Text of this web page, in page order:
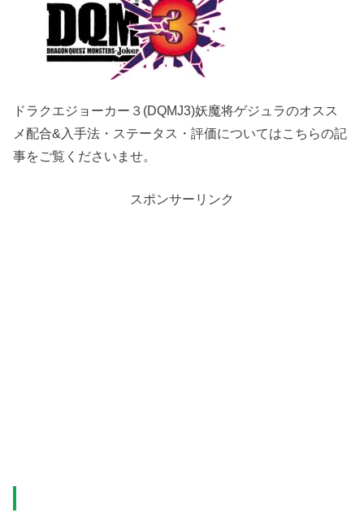
ドラクエジョーカー３(DQMJ3)妖魔将ゲジュラのオスス
メ配合&入手法・ステータス・評価についてはこちらの記
事をご覧くださいませ。
スポンサーリンク